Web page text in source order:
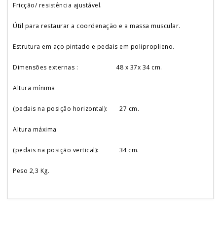
Fricção/ resistência ajustável.
Útil para restaurar a coordenação e a massa muscular.
Estrutura em aço pintado e pedais em poliproplieno.
Dimensões externas : 48 x 37x 34 cm.
Altura mínima
(pedais na posição horizontal): 27 cm.
Altura máxima
(pedais na posição vertical): 34 cm.
Peso 2,3 Kg.